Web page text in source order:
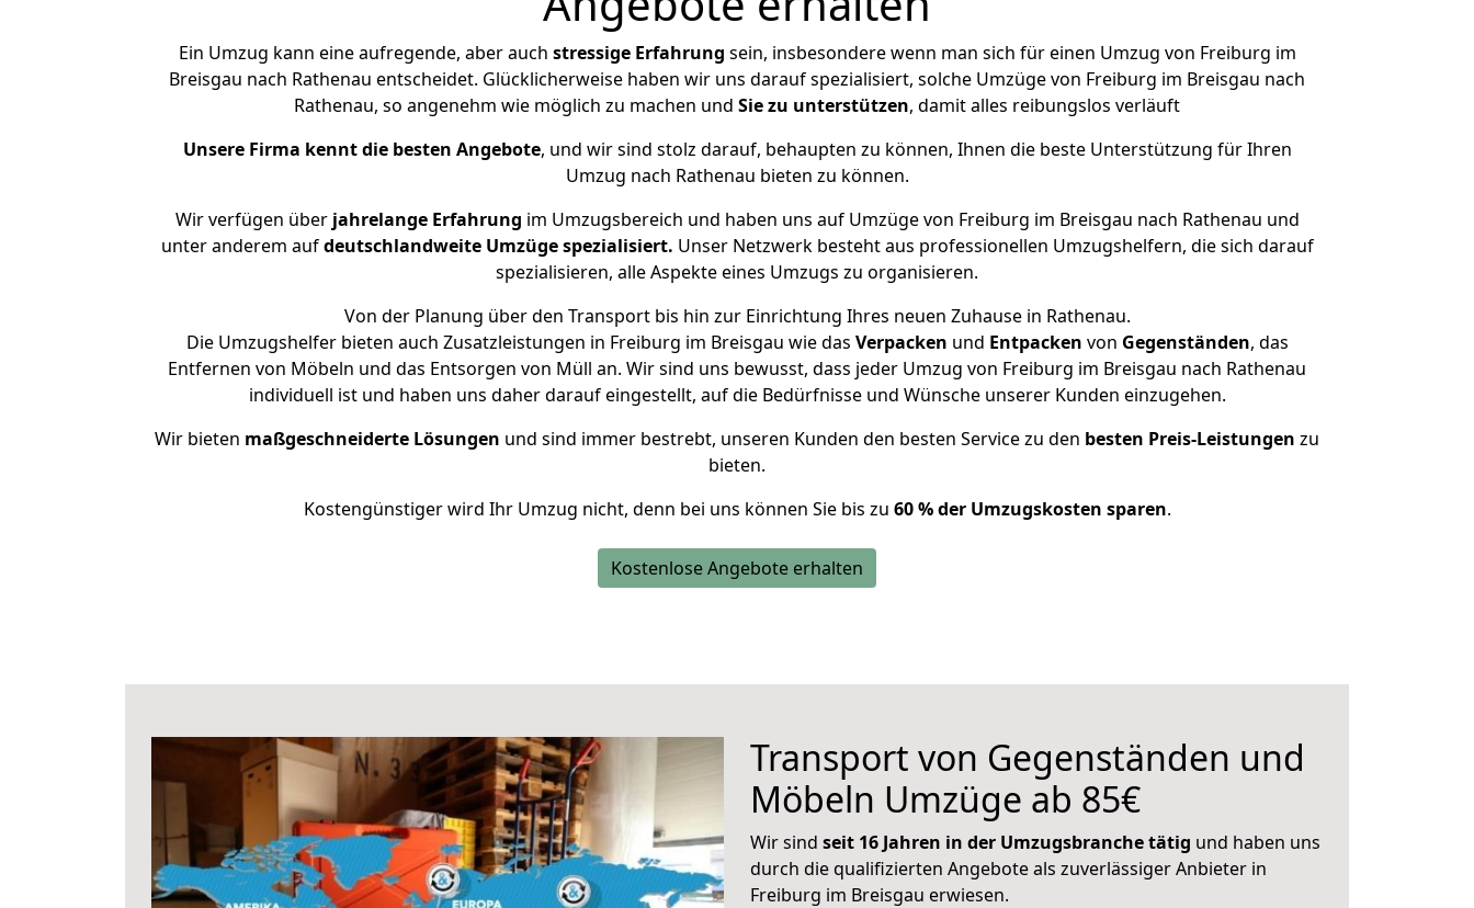
Ein Umzug kann eine aufregende, aber auch stressige Erfahrung sein, insbesondere wenn man sich für einen Umzug von Freiburg im
Breisgau nach Rathenau entscheidet. Glücklicherweise haben wir uns darauf spezialisiert, solche Umzüge von Freiburg im Breisgau nach
Rathenau, so angenehm wie möglich zu machen und Sie zu unterstützen, damit alles reibungslos verläuft
Unsere Firma kennt die besten Angebote, und wir sind stolz darauf, behaupten zu können, Ihnen die beste Unterstützung für Ihren
Umzug nach Rathenau bieten zu können.
Wir verfügen überjahrelange Erfahrung im Umzugsbereich und haben uns auf Umzüge von Freiburg im Breisgau nach Rathenau und
unter anderem aufdeutschlandweite Umzüge spezialisiert. Unser Netzwerk besteht aus professionellen Umzugshelfern, die sich darauf
spezialisieren, alle Aspekte eines Umzugs zu organisieren.
Von der Planung über den Transport bis hin zur Einrichtung Ihres neuen Zuhause in Rathenau.
Die Umzugshelfer bieten auch Zusatzleistungen in Freiburg im Breisgau wie das Verpacken und Entpacken von Gegenständen, das
Entfernen von Möbeln und das Entsorgen von Müll an. Wir sind uns bewusst, dass jeder Umzug von Freiburg im Breisgau nach Rathenau
individuell ist und haben uns daher darauf eingestellt, auf die Bedürfnisse und Wünsche unserer Kunden einzugehen.
Wir bieten maßgeschneiderte Lösungen und sind immer bestrebt, unseren Kunden den besten Service zu den besten Preis-Leistungen zu
bieten.
Kostengünstiger wird Ihr Umzug nicht, denn bei uns können Sie bis zu 60 % der Umzugskosten sparen.
Kostenlose Angebote erhalten
Transport von Gegenständen und
Möbeln Umzüge ab 85€
Wir sind seit 16 Jahren in der Umzugsbranche tätig und haben uns
durch die qualifizierten Angebote als zuverlässiger Anbieter in
Freiburg im Breisgau erwiesen.